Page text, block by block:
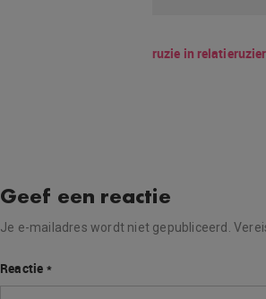
ruzie in relatieruzie
Geef een reactie
Je e-mailadres wordt niet gepubliceerd.
Reactie *